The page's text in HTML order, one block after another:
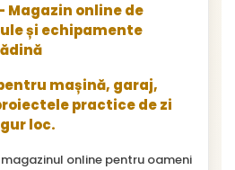
Magazin online de
și echipamente
mașină, garaj,
practice de zi
loc.
online pentru oameni